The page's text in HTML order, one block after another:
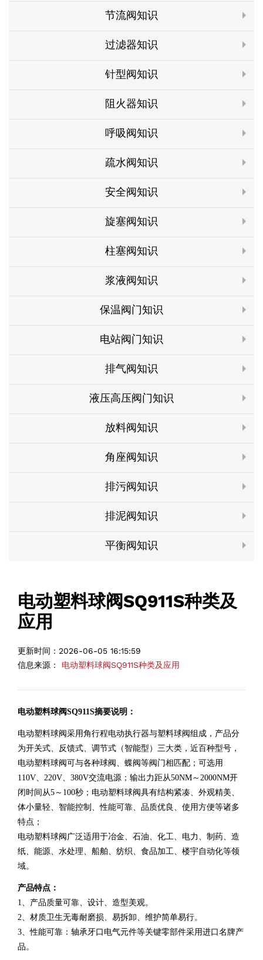
节流阀知识
过滤器知识
针型阀知识
阻火器知识
呼吸阀知识
疏水阀知识
安全阀知识
旋塞阀知识
柱塞阀知识
浆液阀知识
保温阀门知识
电站阀门知识
排气阀知识
液压高压阀门知识
放料阀知识
角座阀知识
排污阀知识
排泥阀知识
平衡阀知识
电动塑料球阀SQ911S种类及
应用
更新时间： 2026-06-05 16:15:59
信息来源： 电动塑料球阀SQ911S种类及应用
电动塑料球阀SQ911S摘要说明：
电动塑料球阀采用角行程电动执行器与塑料球阀组成，产品分
为开关式、反馈式、调节式（智能型）三大类，近百种型号，
电动塑料球阀可与各种球阀、蝶阀等阀门相匹配；可选用
110V、220V、380V交流电源；输出力距从50NM～2000NM开
闭时间从5～100秒；电动塑料球阀具有结构紧凑、外观精美、
体小量轻、智能控制、性能可靠、品质优良、使用方便等诸多
特点；
电动塑料球阀广泛适用于冶金、石油、化工、电力、制药、造
纸、能源、水处理、船舶、纺织、食品加工、楼宇自动化等领
域。
产品特点：
1、产品质量可靠、设计、造型美观。
2、材质卫生无毒耐磨损、易拆卸、维护简单易行。
3、性能可靠：轴承牙口电气元件等关键零部件采用进口名牌产
品。